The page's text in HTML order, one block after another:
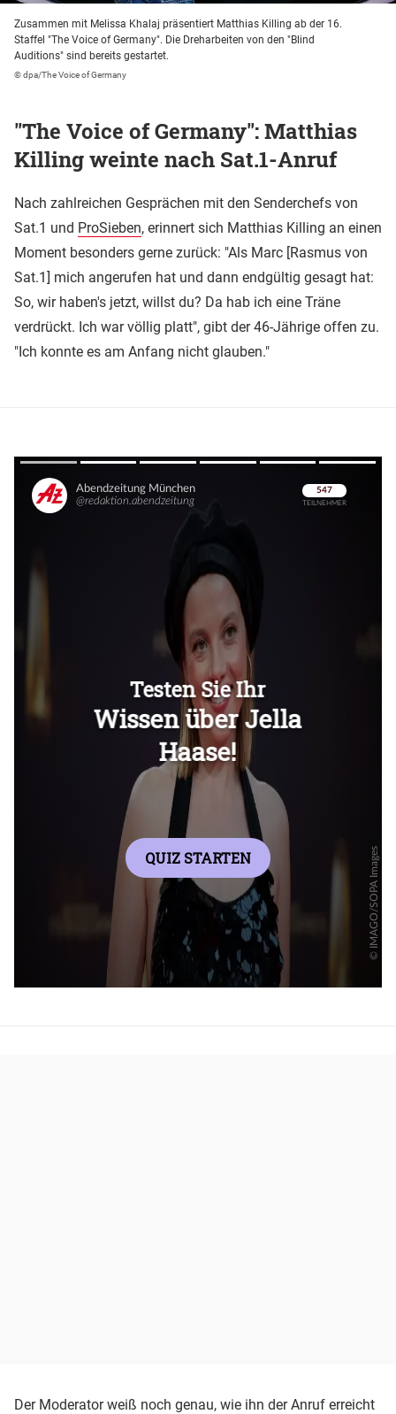
Zusammen mit Melissa Khalaj präsentiert Matthias Killing ab der 16.
Staffel "The Voice of Germany". Die Dreharbeiten von den "Blind
Auditions" sind bereits gestartet.
© dpa/The Voice of Germany
"The Voice of Germany": Matthias
Killing weinte nach Sat.1-Anruf
Nach zahlreichen Gesprächen mit den Senderchefs von
Sat.1 und ProSieben, erinnert sich Matthias Killing an einen
Moment besonders gerne zurück: "Als Marc [Rasmus von
Sat.1] mich angerufen hat und dann endgültig gesagt hat:
So, wir haben's jetzt, willst du? Da hab ich eine Träne
verdrückt. Ich war völlig platt", gibt der 46-Jährige offen zu.
"Ich konnte es am Anfang nicht glauben."
Überspringen
Überspringen
Der Moderator weiß noch genau, wie ihn der Anruf erreicht